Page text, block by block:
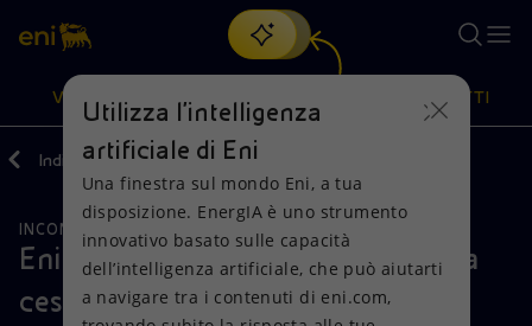
Cerca
scopri EnergIA, la nostra nuova soluzione di intelligenza
artificiale.
VISIONE
Visione
Mission e valori
Azioni
Diversificazione energetica
PRODOTTI
Prodotti
Casa
Indietro Media Comunicati Stampa
INCONTRI E ACCORDI RISORSE NATURALI
Eni firma un accordo con INA per la
cessione delle attività upstream in
Utilizza l'intelligenza
artificiale di Eni
Una finestra sul mondo Eni, a tua
disposizione. EnergIA è uno strumento
innovativo basato sulle capacità
dell’intelligenza artificiale, che può aiutarti
a navigare tra i contenuti di eni.com,